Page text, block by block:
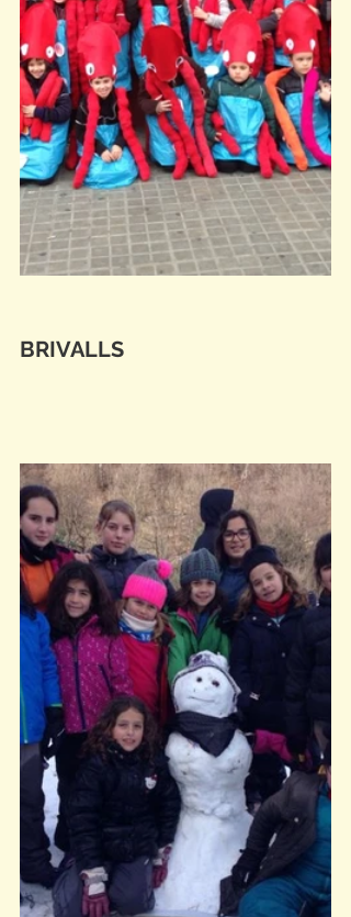
BRIVALLS